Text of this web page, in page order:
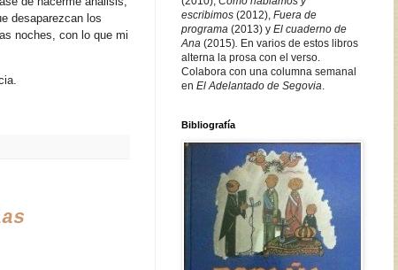
desaparezcan los
noches, con lo que mi
escribimos (2012), Fuera de
programa (2013) y El cuaderno de
Ana (2015) En varios de estos libros
alterna la prosa con el verso.
Colabora con una columna semanal
en El Adelantado de Segovia
Bibliografía